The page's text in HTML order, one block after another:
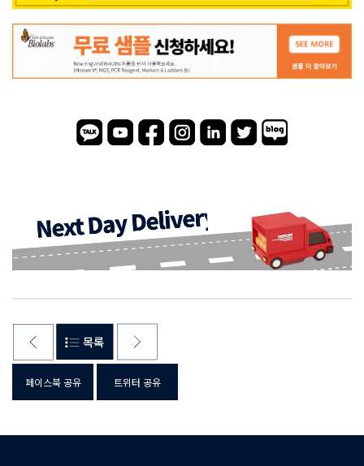
페이스북 공유 트위터 공유